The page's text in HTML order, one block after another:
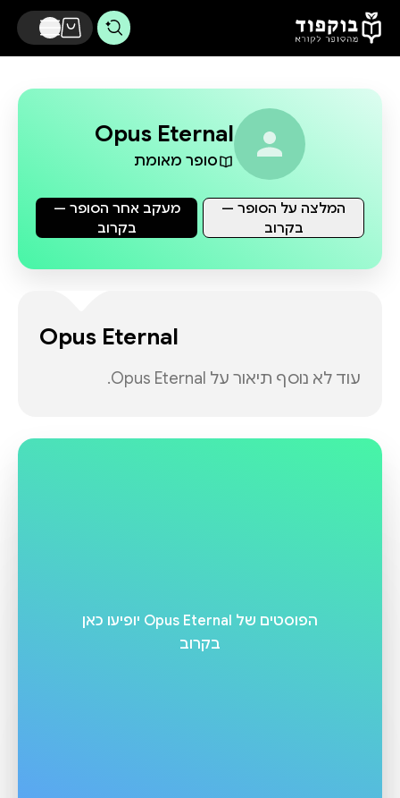
דלג לתוכן הראשי
Opus Eternal
סופר מאומת
מעקב אחר הסופר —
בקרוב
המלצה על הסופר —
בקרוב
Opus Eternal
עוד לא נוסף תיאור על Opus Eternal
.
הפוסטים של Opus Eternal יופיעו כאן
בקרוב